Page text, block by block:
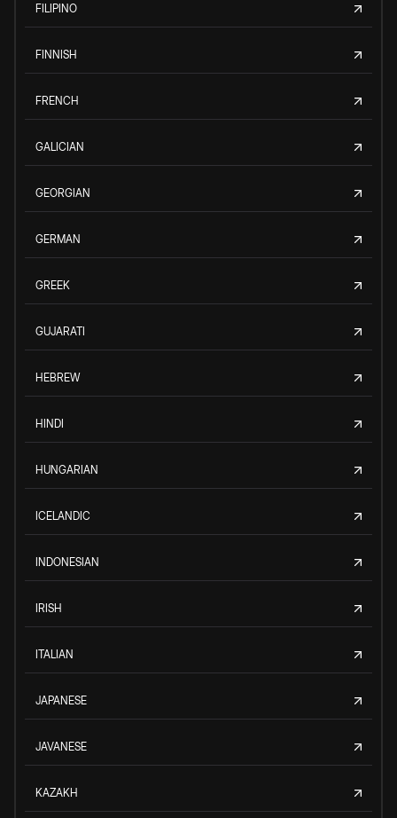
FILIPINO
FINNISH
FRENCH
GALICIAN
GEORGIAN
GERMAN
GREEK
GUJARATI
HEBREW
HINDI
HUNGARIAN
ICELANDIC
INDONESIAN
IRISH
ITALIAN
JAPANESE
JAVANESE
KAZAKH